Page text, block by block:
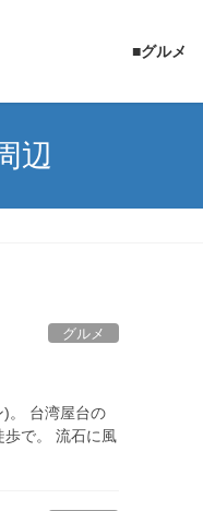
■グルメ
辺
グルメ
。 台湾屋台の
歩で。 流石に風